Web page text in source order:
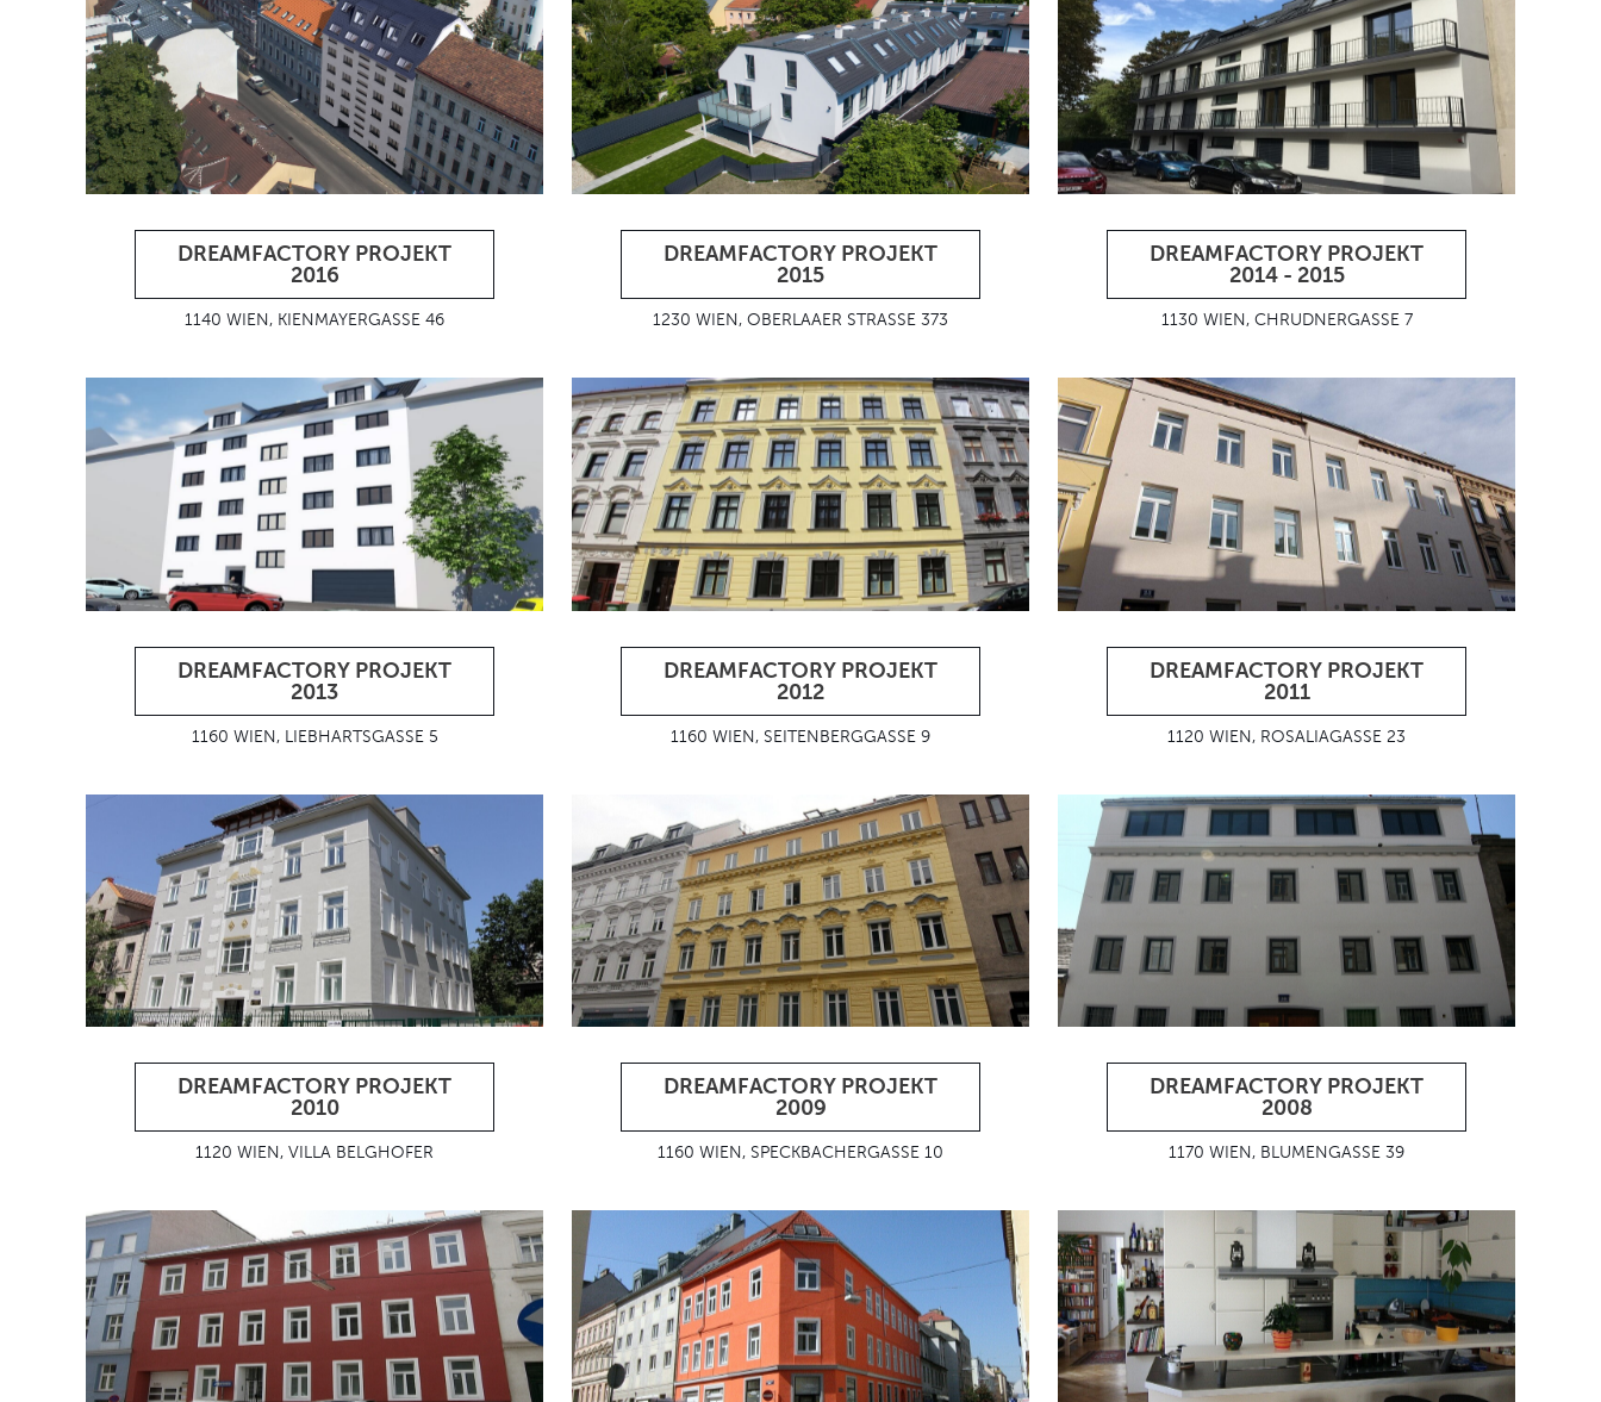
DREAMFACTORY PROJEKT
2016
1140 WIEN, KIENMAYERGASSE 46
DREAMFACTORY PROJEKT
2015
1230 WIEN, OBERLAAER STRASSE 373
DREAMFACTORY PROJEKT
2014 - 2015
1130 WIEN, CHRUDNERGASSE 7
DREAMFACTORY PROJEKT
2013
1160 WIEN, LIEBHARTSGASSE 5
DREAMFACTORY PROJEKT
2012
1160 WIEN, SEITENBERGGASSE 9
DREAMFACTORY PROJEKT
2011
1120 WIEN, ROSALIAGASSE 23
DREAMFACTORY PROJEKT
2010
1120 WIEN, VILLA BELGHOFER
DREAMFACTORY PROJEKT
2009
1160 WIEN, SPECKBACHERGASSE 10
DREAMFACTORY PROJEKT
2008
1170 WIEN, BLUMENGASSE 39